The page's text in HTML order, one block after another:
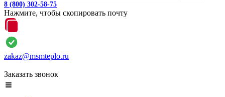
8 (800) 302-58-75
Нажмите, чтобы скопировать почту
zakaz@msmteplo.ru
Заказать звонок